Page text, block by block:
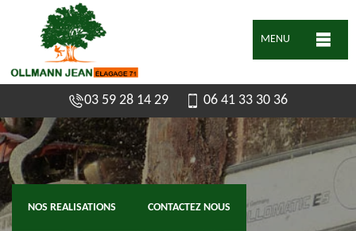
MENU
03 59 28 14 29 06 41 33 30 36
NOS REALISATIONS CONTACTEZ NOUS